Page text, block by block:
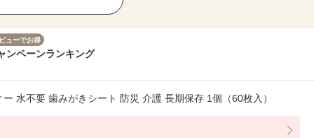
ューでお得
ンペーンランキング
水不要 歯みがきシート 防災 介護 長期保存 1個（60枚入）